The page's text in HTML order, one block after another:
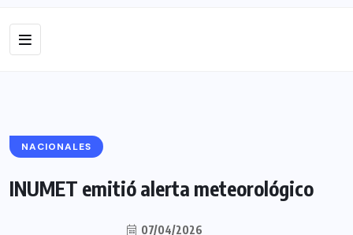
NACIONALES
INUMET emitió alerta meteorológico
07/04/2026